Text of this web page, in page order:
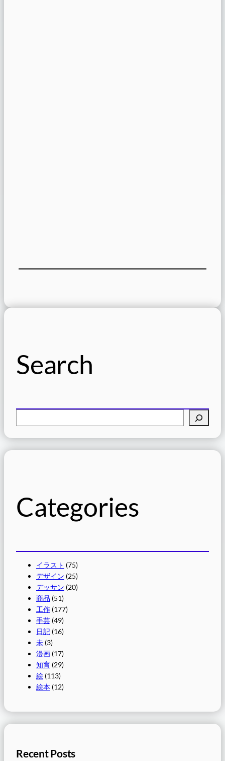
Search
索
Categories
イラスト (75)
デザイン (25)
デッサン (20)
商品 (51)
工作 (177)
手芸 (49)
日記 (16)
未 (3)
漫画 (17)
知育 (29)
絵 (113)
絵本 (12)
Recent Posts